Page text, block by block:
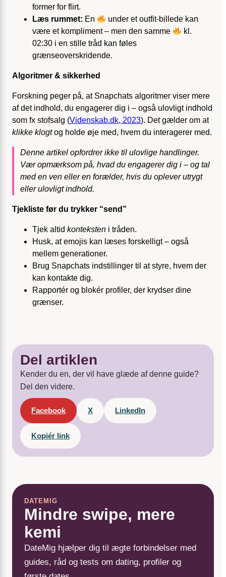
former for flirt.
Læs rummet: En
under et outfit-billede kan
være et kompliment – men den samme
kl.
02:30 i en stille tråd kan føles
grænseoverskridende.
Algoritmer & sikkerhed
Forskning peger på, at Snapchats algoritmer viser mere
af det indhold, du engagerer dig i – også ulovligt indhold
som fx stofsalg (Videnskab.dk, 2023). Det gælder om at
klikke klogtog holde øje med, hvem du interagerer med.
Denne artikel opfordrer ikke til ulovlige handlinger.
Vær opmærksom på, hvad du engagerer dig i – og tal
med en ven eller en forælder, hvis du oplever utrygt
eller ulovligt indhold.
Tjekliste før du trykker “send”
Tjek altid konteksten i tråden.
Husk, at emojis kan læses forskelligt – også
mellem generationer.
Brug Snapchats indstillinger til at styre, hvem der
kan kontakte dig.
Rapportér og blokér profiler, der krydser dine
grænser.
Del artiklen
Kender du en, der vil have glæde af denne guide?
Del den videre.
Facebook X LinkedIn
Kopiér link
DATEMIG
Mindre swipe, mere
kemi
DateMig hjælper dig til ægte forbindelser med
guides, råd og tests om dating, profiler og